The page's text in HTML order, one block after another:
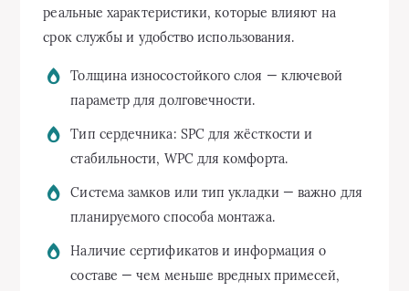
реальные характеристики, которые влияют на
срок службы и удобство использования.
Толщина износостойкого слоя — ключевой
параметр для долговечности.
Тип сердечника: SPC для жёсткости и
стабильности, WPC для комфорта.
Система замков или тип укладки — важно для
планируемого способа монтажа.
Наличие сертификатов и информация о
составе — чем меньше вредных примесей,